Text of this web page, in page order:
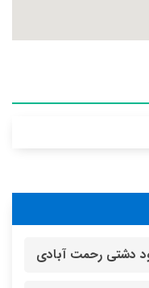
دشتی رحمت آبادی